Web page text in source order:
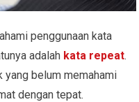
penggunaan kata
adalah kata repeat.
yang belum memahami
dengan tepat.